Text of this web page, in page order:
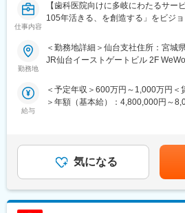
5～30名程度のPJの取り纏めをお任
◇アプリケーションエンジニア
連の業務をお任せします。Javaなど
ケーション開発の観点でPJを推進い
ータ収集関連システムなどがありま
行うことで、地域の生活を支えるこ
◇今後迎える社会分野（エネルギー
不足、ノウハウ継承の課題を、情報
ことが可能
仕事内容
【歯科医院向けに多岐にわたるサー
105年活きる、を創造する」をビジ
■おすすめポイント：
歓迎！
★経験以上に、挑戦を楽しむ姿勢や
自社SaaSプロダクト「paylight X」
の経営改善と、その先にいる患者様
いただきます。
■業務詳細：
勤務地
＜勤務地詳細＞仙台支社住所：宮城
JR仙台イーストゲートビル 2F WeWork JR仙台イーストゲー
給与
＜予定年収＞600万円～1,000万円＜
＞年額（基本給）：4,800,000円～
給与補足＞※前職時を考慮しスキル
給：年1回（6月）賃金はあくまでも
じて上下する可能性があります。月
記です。
気になる